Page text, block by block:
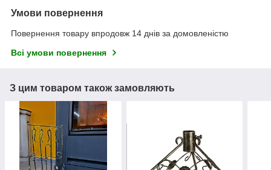
Умови повернення
Повернення товару впродовж 14 днів за домовленістю
Всі умови повернення
З цим товаром також замовляють